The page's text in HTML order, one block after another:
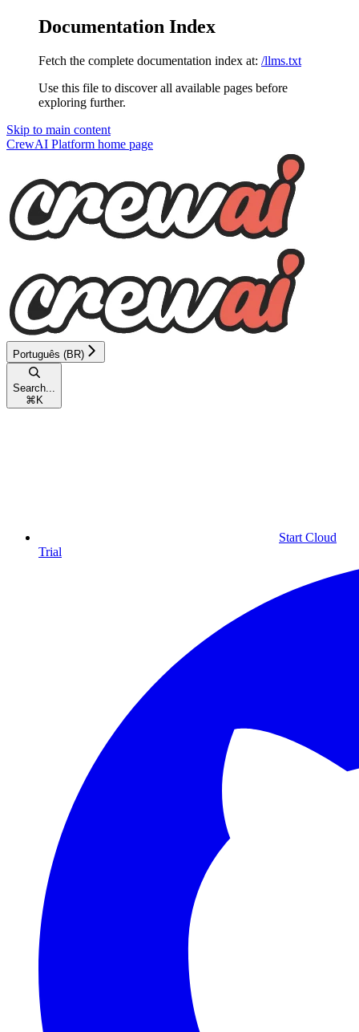
Documentation Index
Fetch the complete documentation index at: /llms.txt
Use this file to discover all available pages before
exploring further.
Skip to main content
CrewAI Platform home page
Português (BR)
Search...
⌘ K
Start Cloud
Trial